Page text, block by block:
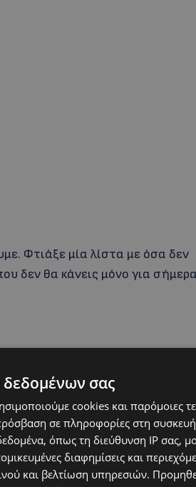
Φτιάξε μία λίστα με όσα δεν
δεν θα κάνεις μόνο για
σας
cookies και παρόμοιες
σε πληροφορίες στη
όπως τη διεύθυνση IP σας,
διαφημίσεις και
και βελτίωση υπηρεσιών.